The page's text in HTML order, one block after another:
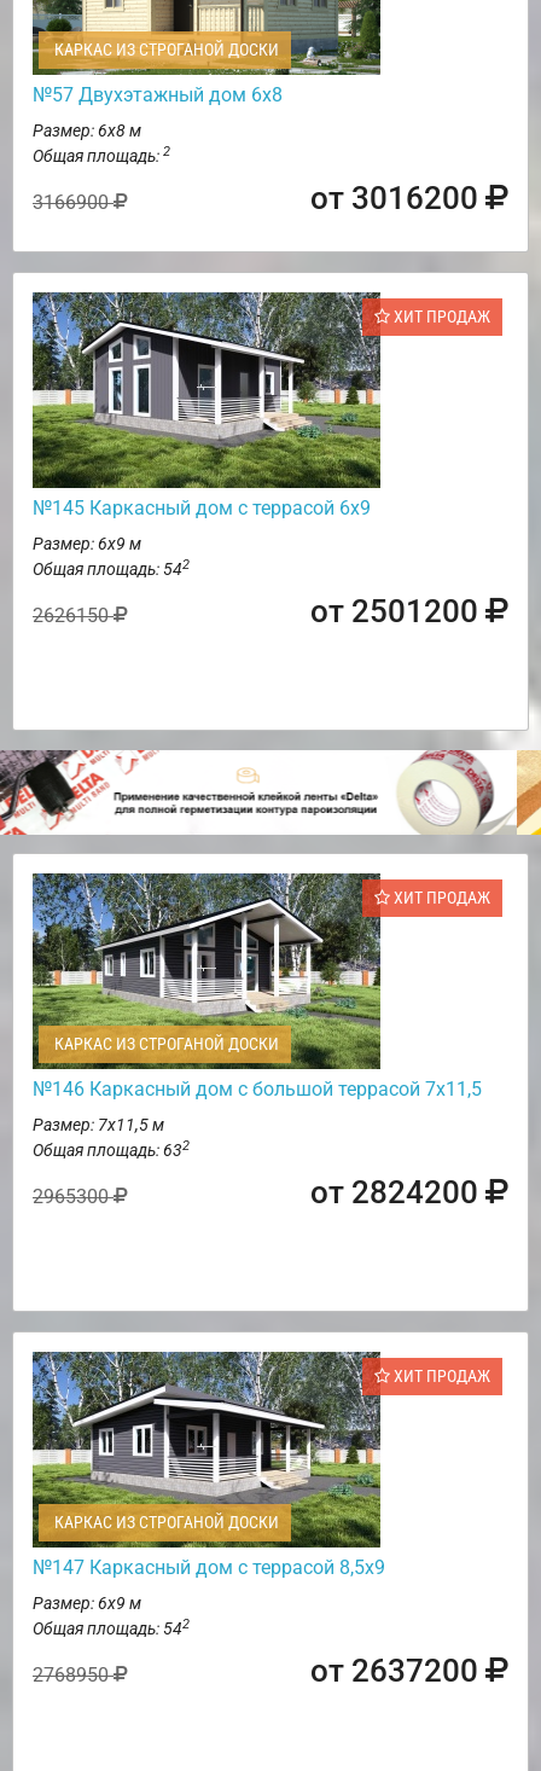
КАРКАС ИЗ СТРОГАНОЙ ДОСКИ
№57 Двухэтажный дом 6х8
Размер: 6х8 м
Общая площадь: 2
3166900 от 3016200
ХИТ ПРОДАЖ
№145 Каркасный дом с террасой 6х9
Размер: 6х9 м
Общая площадь: 542
2626150 от 2501200
ХИТ ПРОДАЖ
КАРКАС ИЗ СТРОГАНОЙ ДОСКИ
№146 Каркасный дом с большой террасой 7х11,5
Размер: 7х11,5 м
Общая площадь: 632
2965300 от 2824200
ХИТ ПРОДАЖ
КАРКАС ИЗ СТРОГАНОЙ ДОСКИ
№147 Каркасный дом с террасой 8,5х9
Размер: 6х9 м
Общая площадь: 542
2768950 от 2637200